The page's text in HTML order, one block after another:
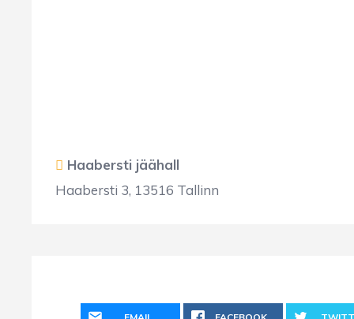
Haabersti jäähall
Haabersti 3, 13516 Tallinn